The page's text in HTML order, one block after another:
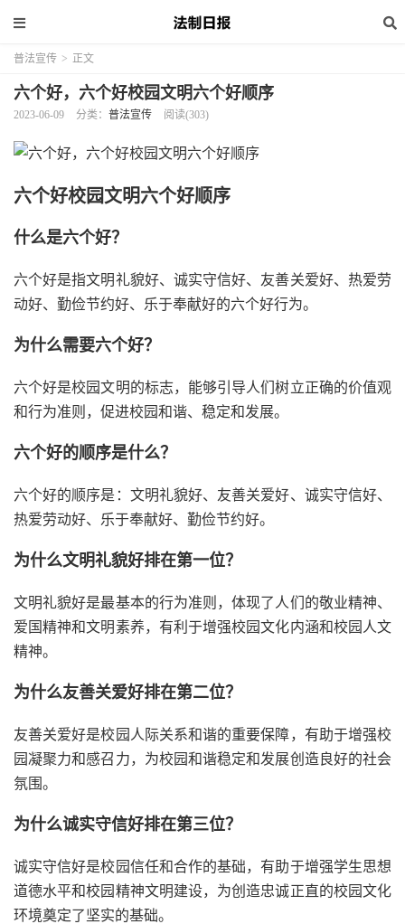
普法宣传 > 正文
六个好，六个好校园文明六个好顺序
2023-06-09 分类： 普法宣传 阅读(303)
六个好校园文明六个好顺序
什么是六个好？
六个好是指文明礼貌好、诚实守信好、友善关爱好、热爱劳
动好、勤俭节约好、乐于奉献好的六个好行为。
为什么需要六个好？
六个好是校园文明的标志，能够引导人们树立正确的价值观
和行为准则，促进校园和谐、稳定和发展。
六个好的顺序是什么？
六个好的顺序是：文明礼貌好、友善关爱好、诚实守信好、
热爱劳动好、乐于奉献好、勤俭节约好。
为什么文明礼貌好排在第一位？
文明礼貌好是最基本的行为准则，体现了人们的敬业精神、
爱国精神和文明素养，有利于增强校园文化内涵和校园人文
精神。
为什么友善关爱好排在第二位？
友善关爱好是校园人际关系和谐的重要保障，有助于增强校
园凝聚力和感召力，为校园和谐稳定和发展创造良好的社会
氛围。
为什么诚实守信好排在第三位？
诚实守信好是校园信任和合作的基础，有助于增强学生思想
道德水平和校园精神文明建设，为创造忠诚正直的校园文化
环境奠定了坚实的基础。